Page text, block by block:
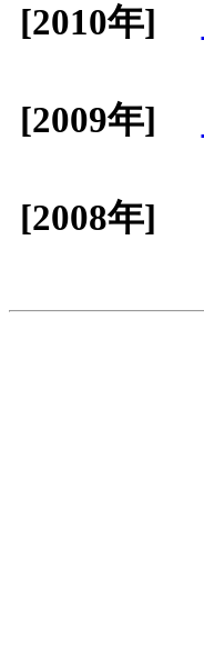
[2010年]
[2009年]
[2008年]